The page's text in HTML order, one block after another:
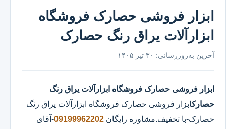
ابزار فروشی حصارک فروشگاه
ابزارآلات یراق رنگ حصارک
آخرین به‌روزرسانی: ۳۰ تیر ۱۴۰۵
ابزار فروشی حصارک فروشگاه ابزارآلات یراق رنگ
حصارکابزار فروشی حصارک فروشگاه ابزارآلات یراق رنگ
حصارک-با تخفیف.مشاوره رایگان 09199962202-آقای